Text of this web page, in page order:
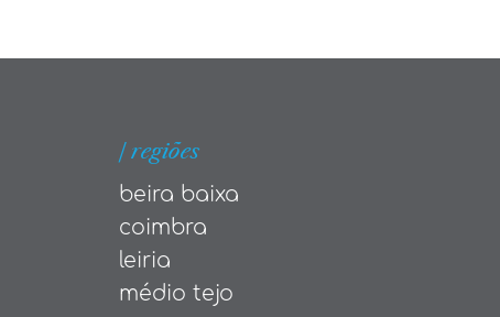
| regiões
beira baixa
coimbra
leiria
médio tejo